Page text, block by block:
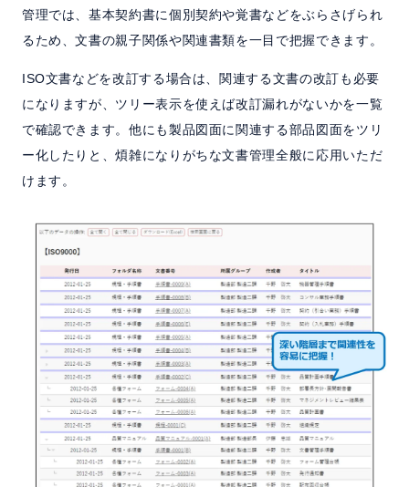
管理では、基本契約書に個別契約や覚書などをぶらさげられ
るため、文書の親子関係や関連書類を一目で把握できます。
ISO文書などを改訂する場合は、関連する文書の改訂も必要
になりますが、ツリー表示を使えば改訂漏れがないかを一覧
で確認できます。他にも製品図面に関連する部品図面をツリ
ー化したりと、煩雑になりがちな文書管理全般に応用いただ
けます。